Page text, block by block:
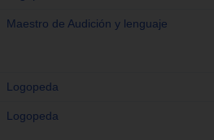
Maestro de Audición y lenguaje
Logopeda
Logopeda